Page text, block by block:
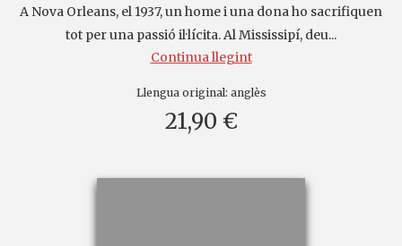
A Nova Orleans, el 1937, un home i una dona ho sacrifiquen
tot per una passió il·lícita. Al Mississipí, deu...
Continua llegint
Llengua original: anglès
21,90 €